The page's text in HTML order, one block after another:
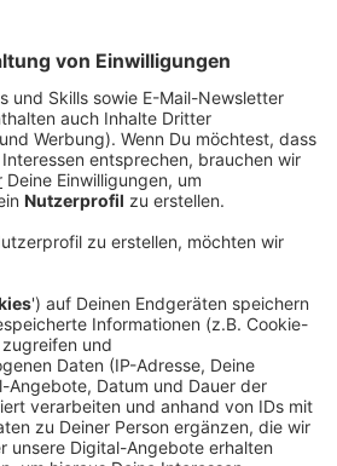
"Stay (If You Wanna Dance)"
nächste Phase seiner Karriere
Startschuss für sein
Die Single ist ab sofort neu
"Stay (If You Wanna
Smith